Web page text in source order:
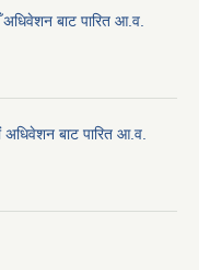
बाट पारित आ.व.
बाट पारित आ.व.